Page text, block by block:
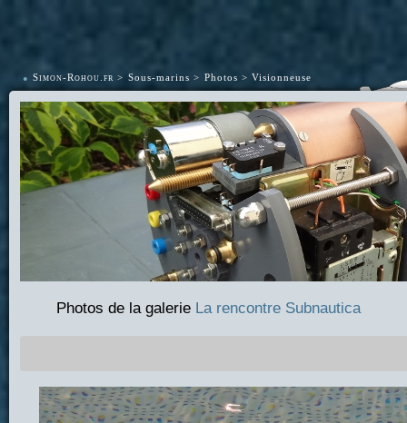
• Simon-Rohou.fr Sous-marins Photos Visionneuse
Photos de la galerie La rencontre Subnautica